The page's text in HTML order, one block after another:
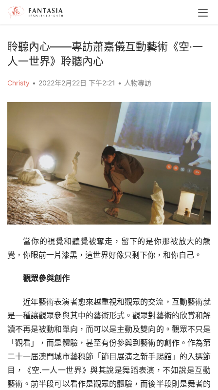
聆聽內心——專訪蕭嘉儀互動藝術《空‧一
人一世界》聆聽內心
Christy • 2022年2月22日 下午2:21 • 人物專訪
當你的視覺和聽覺被奪走，留下的是你那被放大的觸
覺，你眼前一片漆黑，這世界好像只剩下你，和你自己。
觀眾參與創作
近年藝術表演者愈來越重視和觀眾的交流，互動藝術就
是一種讓觀眾參與其中的藝術形式。觀眾對藝術的欣賞和解
讀不再是被動和單向，而可以是主動及雙向的。觀眾不只是
「觀看」，而是體驗，甚至有份參與到藝術的創作。作為第
二十一届澳門城市藝穗節「節目展演之新手踢館」的入選節
目，《空.一人一世界》與其說是舞蹈表演，不如說是互動
藝術。前半段可以看作是觀眾的體驗，而後半段則是舞者的